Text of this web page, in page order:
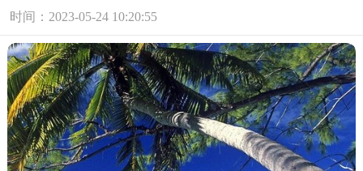
时间：2023-05-24 10:20:55